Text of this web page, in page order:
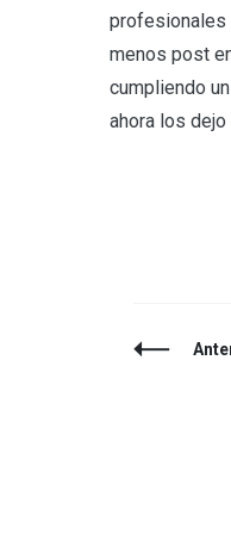
profesionales
menos post
cumpliendo
ahora los dejo
Navegación